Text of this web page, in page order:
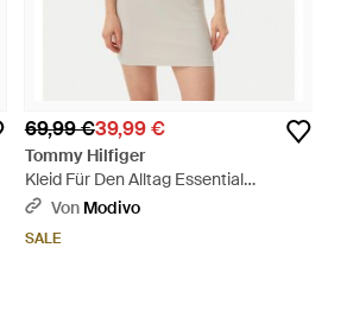
69,99 €39,99 €
Tommy Hilfiger
Kleid Für Den Alltag Essential
Dw0Dw20674 Slim Fit - Weiß
Von Modivo
SALE